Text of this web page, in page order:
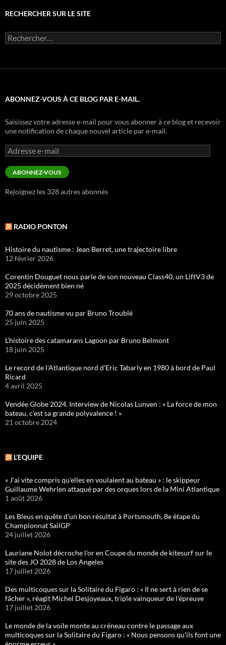
RECHERCHER SUR LE SITE
Rechercher :
ABONNEZ-VOUS À CE BLOG PAR E-MAIL.
Saisissez votre adresse e-mail pour vous abonner à ce blog et recevoir
une notification de chaque nouvel article par e-mail.
Adresse
e-
mail
ABONNEZ-VOUS
Rejoignez les 328 autres abonnés
RADIO PONTON
Histoire du nautisme : Jean Berret, une trajectoire libre
12 février 2026
Corentin Douguet nous parle de son nouveau Class40, un LiftV3 de
2025 décidément bien né
29 octobre 2025
70 ans de nautisme vu par Bruno Troublé
25 juin 2025
L’histoire des catamarans Lagoon par Bruno Belmont
18 juin 2025
Le record de l’Atlantique nord d’Eric Tabarly en 1980 à bord de Paul
Ricard
4 avril 2025
Vendée Globe 2024. Interview de Nicolas Lunven : « La force de mon
bateau, c’est sa grande polyvalence ! »
21 octobre 2024
L’EQUIPE
« J'ai vite compris qu'elles en voulaient au bateau » : le skippeur
Guillaume Wehrlen attaqué par des orques lors de la Mini Atlantique
1 août 2026
Les Bleus en quête d'un bon résultat à Portsmouth, 8e étape du
Championnat SailGP
24 juillet 2026
Lauriane Nolot décroche l'or en Coupe du monde de kitesurf sur le
site des JO 2028 de Los Angeles
17 juillet 2026
Des multicoques sur la Solitaire du Figaro : « Il ne sert à rien de se
fâcher », réagit Michel Desjoyeaux, triple vainqueur de l'épreuve
17 juillet 2026
Le monde de la voile monte au créneau contre le passage aux
multicoques sur la Solitaire du Figaro : « Nous pensons qu'ils font une